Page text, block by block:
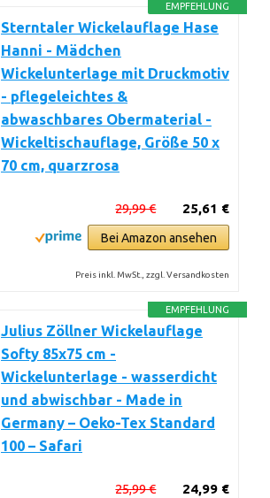
EMPFEHLUNG
Sterntaler Wickelauflage Hase
Hanni - Mädchen
Wickelunterlage mit Druckmotiv
- pflegeleichtes &
abwaschbares Obermaterial -
Wickeltischauflage, Größe 50 x
70 cm, quarzrosa
25,61 €
29,99 €
Bei Amazon ansehen
Preis inkl. MwSt., zzgl. Versandkosten
EMPFEHLUNG
Julius Zöllner Wickelauflage
Softy 85x75 cm -
Wickelunterlage - wasserdicht
und abwischbar - Made in
Germany – Oeko-Tex Standard
100 – Safari
24,99 €
25,99 €